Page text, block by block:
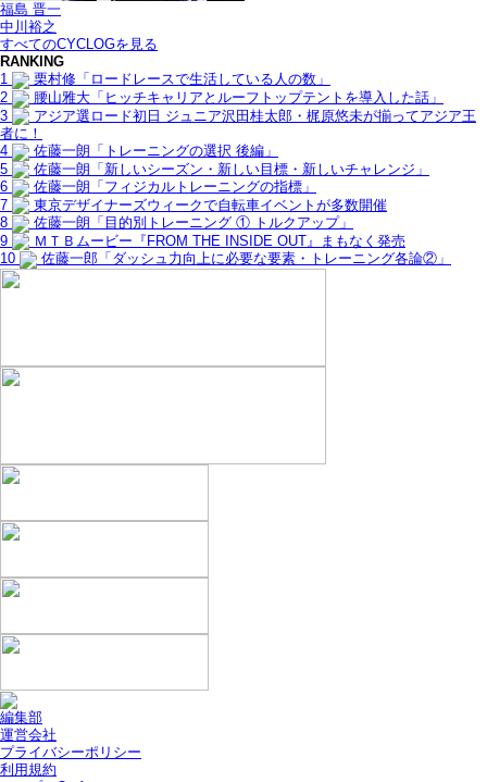
福島 晋一
中川裕之
すべてのCYCLOGを見る
RANKING
1
栗村修「ロードレースで生活している人の数」
2
腰山雅大「ヒッチキャリアとルーフトップテントを導入した話」
3
アジア選ロード初日 ジュニア沢田桂太郎・梶原悠未が揃ってアジア王
者に！
4
佐藤一朗「トレーニングの選択 後編」
5
佐藤一朗「新しいシーズン・新しい目標・新しいチャレンジ」
6
佐藤一朗「フィジカルトレーニングの指標」
7
東京デザイナーズウィークで自転車イベントが多数開催
8
佐藤一朗「目的別トレーニング ① トルクアップ」
9
ＭＴＢムービー『FROM THE INSIDE OUT』まもなく発売
10
佐藤一郎「ダッシュ力向上に必要な要素・トレーニング各論②」
編集部
運営会社
プライバシーポリシー
利用規約